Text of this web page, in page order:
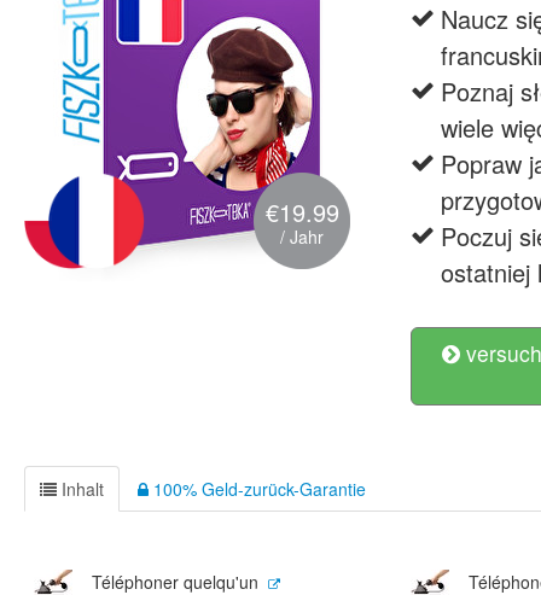
€19.99
/ Jahr
Naucz
Poznaj
wiele
Popraw
Poczuj
ostatniej
Inhalt 100% Geld-zurück-Garantie
Téléphoner quelqu'un